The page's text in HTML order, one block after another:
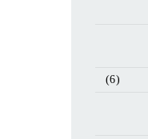
(6)